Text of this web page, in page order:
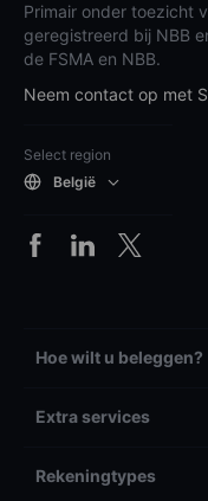
Primair onder toezicht
geregistreerd bij NBB
de FSMA en NBB.
Neem contact op met
Select region
België
Hoe wilt u beleggen?
Extra services
Rekeningtypes